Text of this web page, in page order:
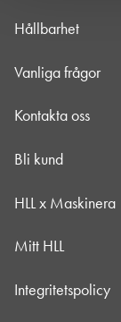
Hållbarhet
Vanliga frågor
Kontakta oss
Bli kund
HLL x Maskinera
Mitt HLL
Integritetspolicy